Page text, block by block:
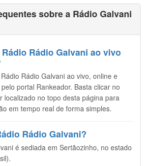
sobre a Rádio Galvani
Rádio Galvani ao vivo
Rádio Galvani ao vivo, online e
portal Rankeador. Basta clicar no
localizado no topo desta página para
em tempo real de forma simples.
Rádio Galvani?
é sediada em Sertãozinho, no estado